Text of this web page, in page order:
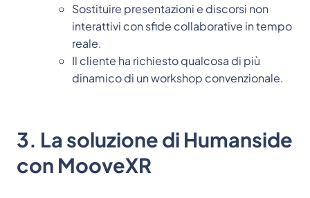
Sostituire presentazioni e discorsi non
interattivi con sfide collaborative in tempo
reale.
Il cliente ha richiesto qualcosa di più
dinamico di un workshop convenzionale.
3. La soluzione di Humanside
con MooveXR